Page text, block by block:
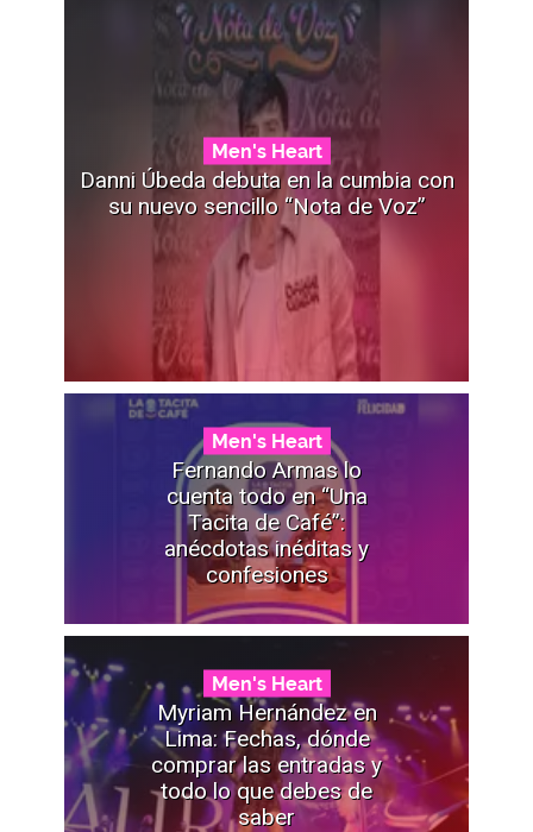
Men's Heart
Danni Úbeda debuta en la cumbia con
su nuevo sencillo “Nota de Voz”
Men's Heart
Fernando Armas lo
cuenta todo en “Una
Tacita de Café”:
anécdotas inéditas y
confesiones
Men's Heart
Myriam Hernández en
Lima: Fechas, dónde
comprar las entradas y
todo lo que debes de
saber